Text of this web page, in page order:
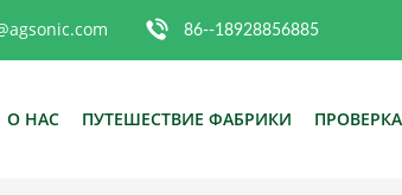
86--18928856885
О НАС ПУТЕШЕСТВИЕ ФАБРИКИ